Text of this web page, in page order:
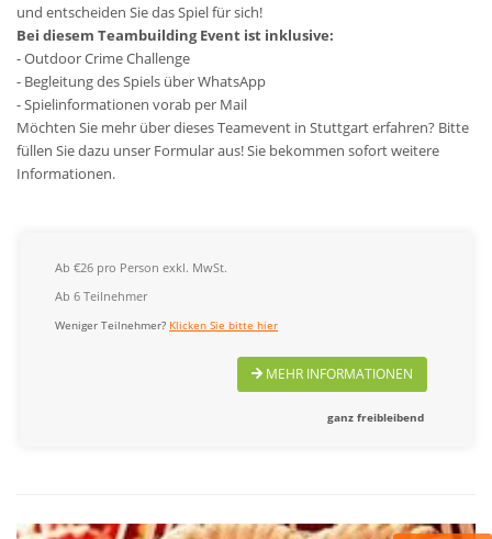
und entscheiden Sie das Spiel für sich!
Bei diesem Teambuilding Event ist inklusive:
- Outdoor Crime Challenge
- Begleitung des Spiels über WhatsApp
- Spielinformationen vorab per Mail
Möchten Sie mehr über dieses Teamevent in Stuttgart erfahren? Bitte
füllen Sie dazu unser Formular aus! Sie bekommen sofort weitere
Informationen.
Ab €26 pro Person exkl. MwSt.
Ab 6 Teilnehmer
Weniger Teilnehmer? Klicken Sie bitte hier
MEHR INFORMATIONEN
ganz freibleibend